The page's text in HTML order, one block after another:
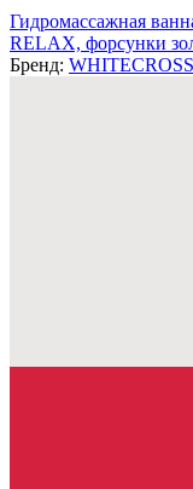
Гидромассажная
RELAX, форсунки
Бренд: WHITECROSS